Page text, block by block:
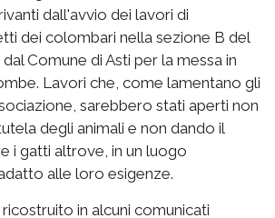
dall'avvio dei lavori di
dei colombari nella sezione B del
Comune di Asti per la messa in
Lavori che, come lamentano gli
sarebbero stati aperti non
degli animali e non dando il
i gatti altrove, in un luogo
alle loro esigenze.
in alcuni comunicati